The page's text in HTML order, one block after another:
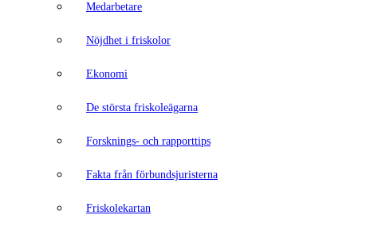
Medarbetare
Nöjdhet i friskolor
Ekonomi
De största friskoleägarna
Forsknings- och rapporttips
Fakta från förbundsjuristerna
Friskolekartan